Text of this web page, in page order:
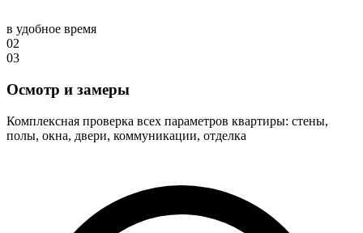
в удобное время
02
03
Осмотр и замеры
Комплексная проверка всех параметров квартиры: стены,
полы, окна, двери, коммуникации, отделка